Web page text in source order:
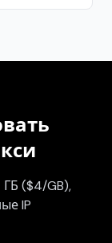
($4/GB),
IP